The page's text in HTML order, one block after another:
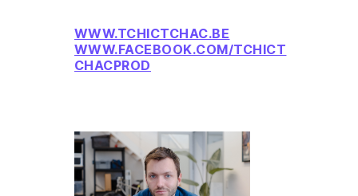
WWW.TCHICTCHAC.BE
WWW.FACEBOOK.COM/TCHICT
CHACPROD